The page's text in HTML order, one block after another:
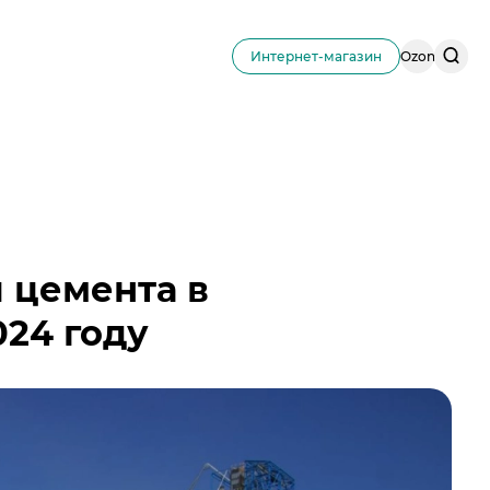
Интернет-магазин Ozon
в
году